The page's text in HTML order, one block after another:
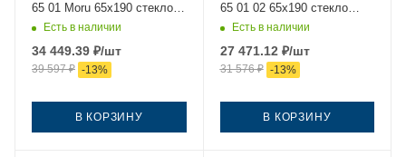
65 01 Moru 65х190 стекло
рифленое профиль белый
Есть в наличии
34 449.39 ₽/шт
39 597₽ -13%
В КОРЗИНУ
65 01 02 65х190 стекло
рифленое профиль белый
Есть в наличии
27 471.12 ₽/шт
31 576₽ -13%
В КОРЗИНУ